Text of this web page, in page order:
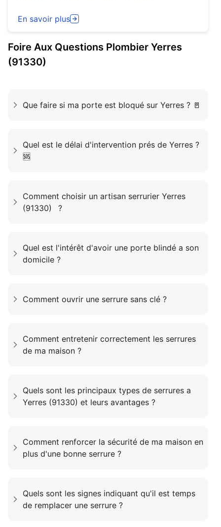
En savoir plus
Foire Aux Questions Plombier Yerres
(91330)
Que faire si ma porte est bloqué sur Yerres ? 🚪
Quel est le délai d'intervention prés de Yerres ?
🆘
Comment choisir un artisan serrurier Yerres
(91330) ?
Quel est l'intérêt d'avoir une porte blindé a son
domicile ?
Comment ouvrir une serrure sans clé ?
Comment entretenir correctement les serrures
de ma maison ?
Quels sont les principaux types de serrures a
Yerres (91330) et leurs avantages ?
Comment renforcer la sécurité de ma maison en
plus d'une bonne serrure ?
Quels sont les signes indiquant qu'il est temps
de remplacer une serrure ?